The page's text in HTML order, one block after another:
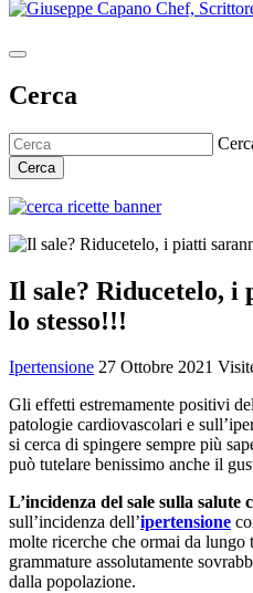
Cerca
Cerca
Il sale? Riducetelo, i
lo stesso!!!
Ipertensione 27 Ottobre 2021
Gli effetti estremamente positivi
patologie cardiovascolari e
si cerca di spingere sempre più
può tutelare benissimo anche il
L’incidenza del sale sulla salute
sull’incidenza dell’ipertensione
molte ricerche che ormai da lungo
grammature assolutamente
dalla popolazione.